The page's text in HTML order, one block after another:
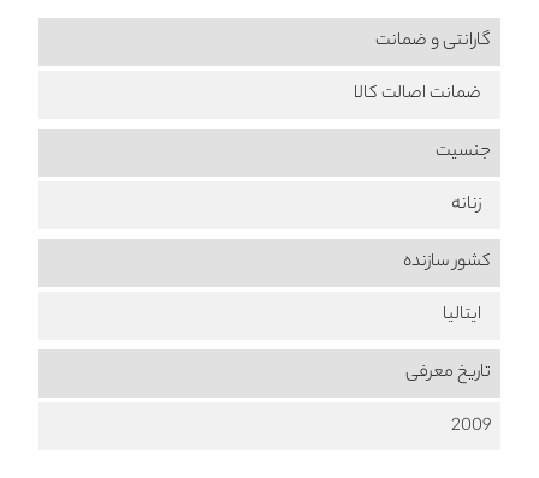
گارانتی و ضمانت
ضمانت اصالت کالا
جنسیت
زنانه
کشور سازنده
ایتالیا
تاریخ معرفی
2009